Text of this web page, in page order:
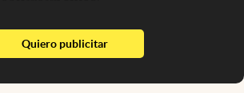
Quiero publicitarabre en nueva pestaña